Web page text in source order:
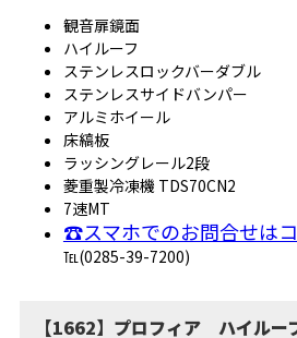
観音扉鏡面
ハイルーフ
ステンレスロックバーダブル
ステンレスサイドバンパー
アルミホイール
床縞板
ラッシングレール2段
菱重製冷凍機 TDS70CN2
7速MT
☎スマホでのお問合せは
℡(0285-39-7200)
【1662】プロフィア ハイル